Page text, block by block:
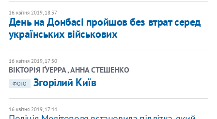
16 квітня 2019, 18:37
День на Донбасі пройшов без втрат серед
українських військових
16 квітня 2019, 17:50
ВІКТОРІЯ ҐУЕРРА , АННА СТЕШЕНКО
ФОТО Згорілий Київ
16 квітня 2019, 17:44